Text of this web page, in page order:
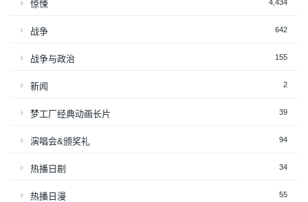
惊悚 4,434
战争 642
战争与政治 155
新闻 2
梦工厂经典动画长片 39
演唱会&颁奖礼 94
热播日剧 34
热播日漫 55